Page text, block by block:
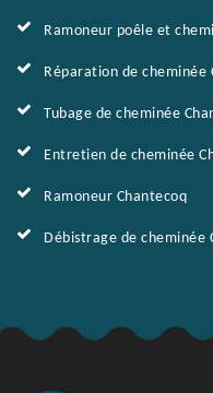
Ramoneur poêle et
Réparation de cheminée
Tubage de cheminée
Entretien de cheminée
Ramoneur Chantecoq
Débistrage de cheminée